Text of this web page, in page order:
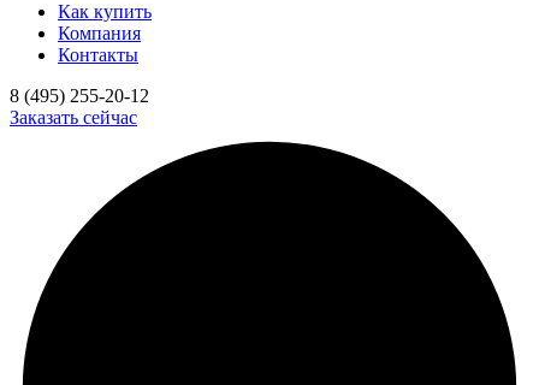
Как купить
Компания
Контакты
8 (495) 255-20-12
Заказать сейчас